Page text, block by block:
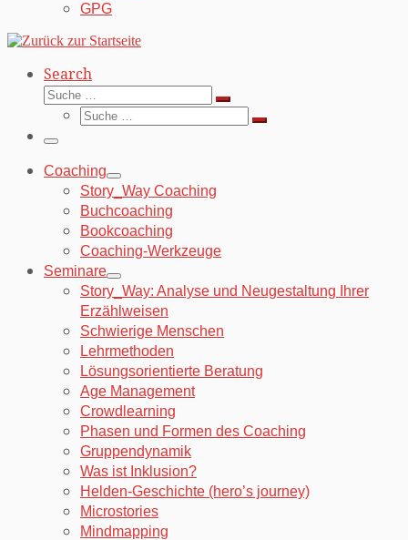
GPG
Search
Suche
Suche
Suche
Suche
Menü
Coaching
Story_Way Coaching
Buchcoaching
Bookcoaching
Coaching-Werkzeuge
Seminare
Story_Way: Analyse und Neugestaltung Ihrer
Erzählweisen
Schwierige Menschen
Lehrmethoden
Lösungsorientierte Beratung
Age Management
Crowdlearning
Phasen und Formen des Coaching
Gruppendynamik
Was ist Inklusion?
Helden-Geschichte (hero’s journey)
Microstories
Mindmapping